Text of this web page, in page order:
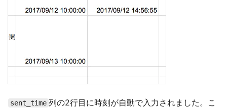
sent_time 列の2行目に時刻が自動で入力されました。こ